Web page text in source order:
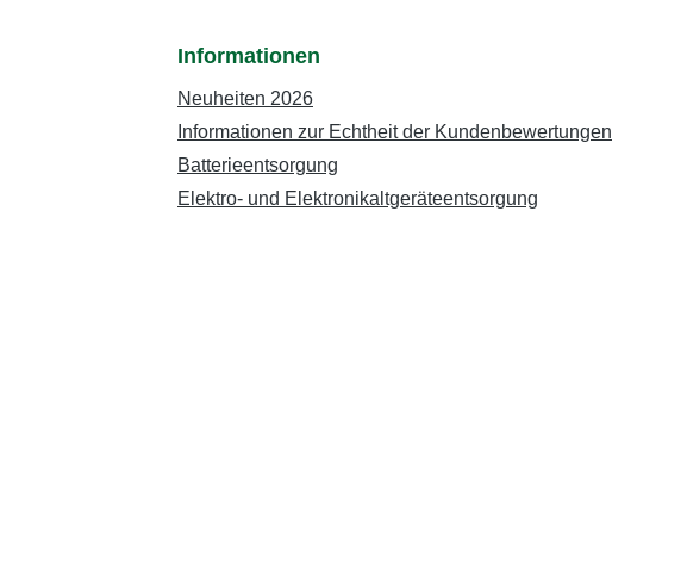
Informationen
Neuheiten 2026
Informationen zur Echtheit der Kundenbewertungen
Batterieentsorgung
Elektro- und Elektronikaltgeräteentsorgung